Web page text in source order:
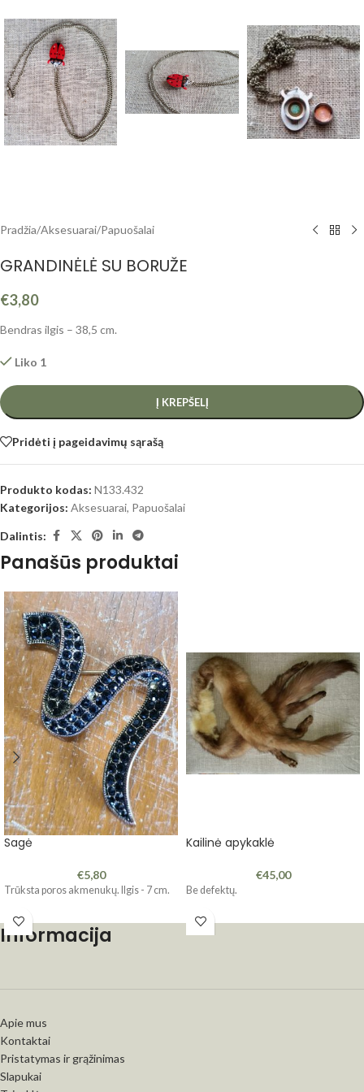
Pradžia/Aksesuarai/Papuošalai
GRANDINĖLĖ SU BORUŽE
€3,80
Bendras ilgis – 38,5 cm.
Liko 1
Į KREPŠELĮ
Pridėti į pageidavimų sąrašą
Produkto kodas: N133.432
Kategorijos: Aksesuarai, Papuošalai
Dalintis:
Panašūs produktai
Sagė
€5,80
Trūksta poros akmenukų. Ilgis - 7 cm.
Kailinė apykaklė
€45,00
Be defektų.
Informacija
Apie mus
Kontaktai
Pristatymas ir grąžinimas
Slapukai